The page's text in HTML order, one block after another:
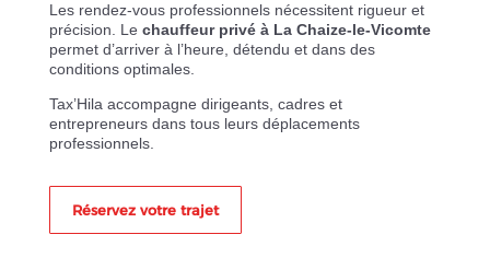
Les rendez-vous professionnels nécessitent rigueur et
précision. Le chauffeur privé à La Chaize-le-Vicomte
permet d’arriver à l’heure, détendu et dans des
conditions optimales.
Tax’Hila accompagne dirigeants, cadres et
entrepreneurs dans tous leurs déplacements
professionnels.
Réservez votre trajet